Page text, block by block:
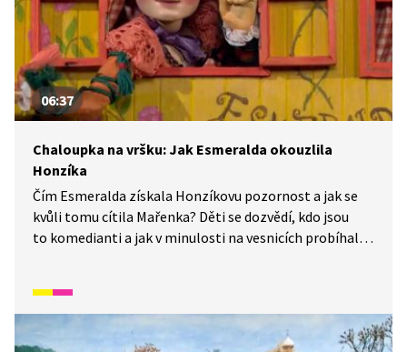
06:37
Chaloupka na vršku: Jak Esmeralda okouzlila
Honzíka
Čím Esmeralda získala Honzíkovu pozornost a jak se
kvůli tomu cítila Mařenka? Děti se dozvědí, kdo jsou
to komedianti a jak v minulosti na vesnicích probíhala
naši předkové žili na vsi skromné, ale veselé životy
v souladu s přírodou. Video inspirované lidovými zvyky
a písněmi navazuje na poetiku klasických Trnkových